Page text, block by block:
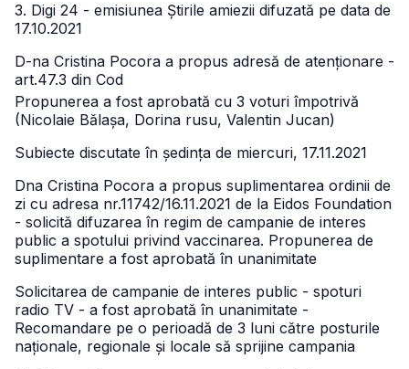
3. Digi 24 - emisiunea Știrile amiezii difuzată pe data de
17.10.2021
D-na Cristina Pocora a propus adresă de atenționare -
art.47.3 din Cod
Propunerea a fost aprobată cu 3 voturi împotrivă
(Nicolaie Bălașa, Dorina rusu, Valentin Jucan)
Subiecte discutate în ședința de miercuri, 17.11.2021
Dna Cristina Pocora a propus suplimentarea ordinii de
zi cu adresa nr.11742/16.11.2021 de la Eidos Foundation
- solicită difuzarea în regim de campanie de interes
public a spotului privind vaccinarea. Propunerea de
suplimentare a fost aprobată în unanimitate
Solicitarea de campanie de interes public - spoturi
radio TV - a fost aprobată în unanimitate -
Recomandare pe o perioadă de 3 luni către posturile
naționale, regionale și locale să sprijine campania